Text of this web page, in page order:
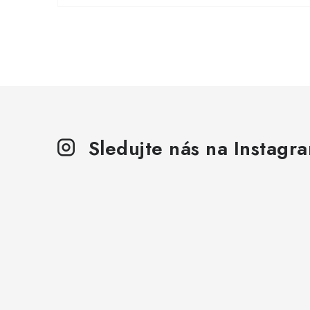
Sledujte nás na